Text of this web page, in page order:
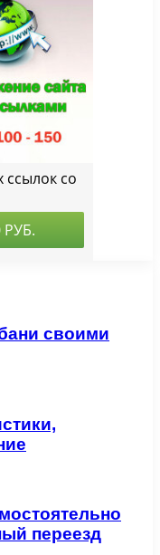
своими
переезд